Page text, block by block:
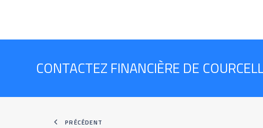
CONTACTEZ FINANCIÈRE DE
PRÉCÉDENT